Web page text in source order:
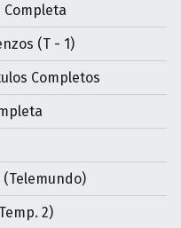
(T - 1)
Completos
(Telemundo)
2)